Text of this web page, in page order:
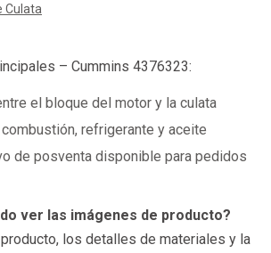
Culata
– Cummins 4376323:
el bloque del motor y la culata
refrigerante y aceite
de posventa disponible para pedidos
ver las imágenes de producto?
los detalles de materiales y la